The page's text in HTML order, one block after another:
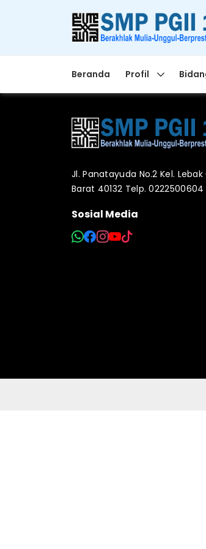
Beranda Profil
Jl. Panatayuda No.2 Kel.
Barat 40132 Telp. 0222500604
Sosial Media